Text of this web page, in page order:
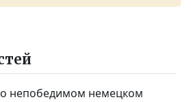
непобедимом немецком